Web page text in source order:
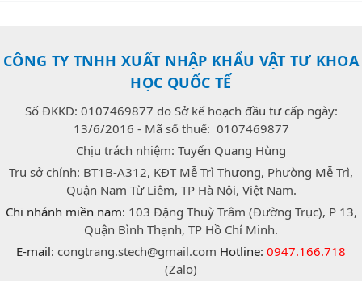
CÔNG TY TNHH XUẤT NHẬP KHẨU VẬT TƯ KHOA
HỌC QUỐC TẾ
Số ĐKKD: 0107469877 do Sở kế hoạch đầu tư cấp ngày:
13/6/2016 - Mã số thuế: 0107469877
Chịu trách nhiệm: Tuyển Quang Hùng
Trụ sở chính: BT1B-A312, KĐT Mễ Trì Thượng, Phường Mễ Trì,
Quận Nam Từ Liêm, TP Hà Nội, Việt Nam.
Chi nhánh miền nam: 103 Đặng Thuỳ Trâm (Đường Trục), P 13,
Quận Bình Thạnh, TP Hồ Chí Minh.
E-mail: congtrang.stech@gmail.com Hotline: 0947.166.718
(Zalo)